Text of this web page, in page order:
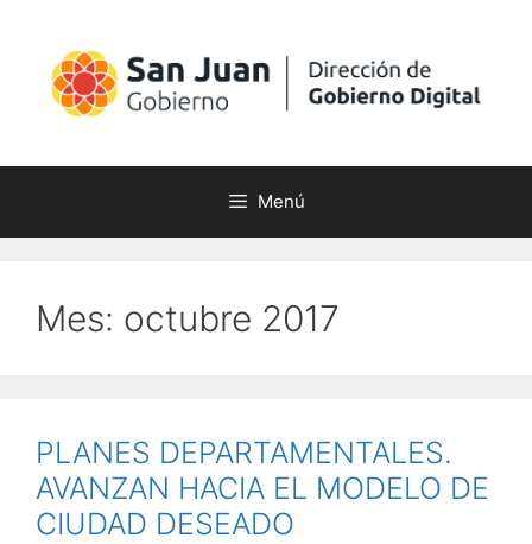
contenido
Menú
Mes: octubre 2017
PLANES DEPARTAMENTALES.
AVANZAN HACIA EL MODELO DE
CIUDAD DESEADO